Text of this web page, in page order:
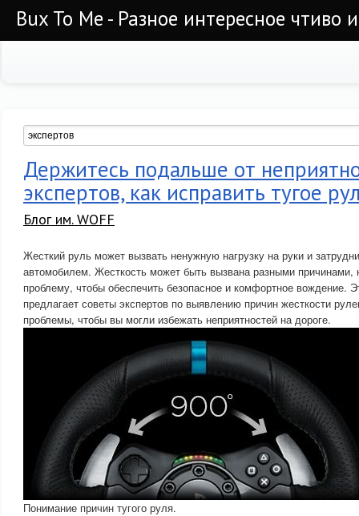
Bux To Me - Разное интересное чтиво
Держитесь подальше от
экспертов, как исправить тугое
Блог им. WOFF
Жесткий руль может вызвать ненужную нагрузку на руки и
автомобилем. Жесткость может быть вызвана разными причинами,
проблему, чтобы обеспечить безопасное и комфортное вождение.
предлагает советы экспертов по выявлению причин жесткости
проблемы, чтобы вы могли избежать неприятностей на дороге.
Понимание причин тугого руля.